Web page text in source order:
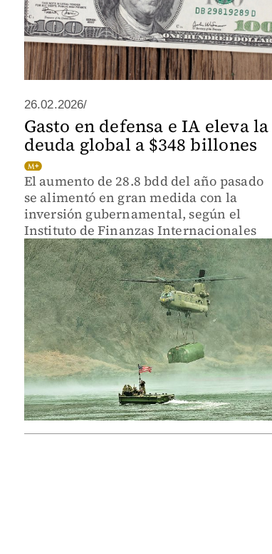
26.02.2026/
Gasto en defensa e IA eleva la
deuda global a $348 billones
El aumento de 28.8 bdd del año pasado
se alimentó en gran medida con la
inversión gubernamental, según el
Instituto de Finanzas Internacionales